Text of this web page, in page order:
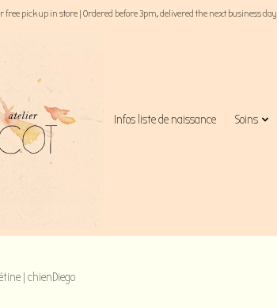
pick up in store | Ordered before 3pm, delivered the next business day
Infos liste de naissance Soins
| chienDiego